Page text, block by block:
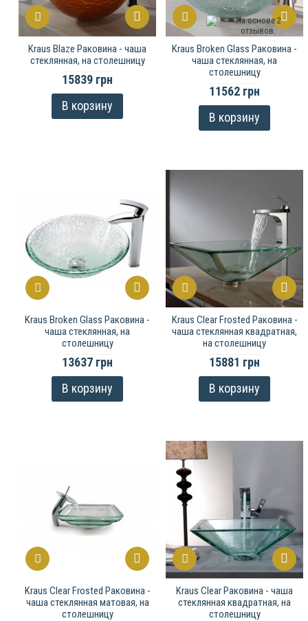
Kraus Blaze Раковина - чаша
стеклянная, на столешницу
15839 грн
В корзину
Kraus Broken Glass Раковина -
чаша стеклянная, на
столешницу
11562 грн
В корзину
Kraus Broken Glass Раковина -
чаша стеклянная, на
столешницу
13637 грн
В корзину
Kraus Clear Frosted Раковина -
чаша стеклянная квадратная,
на столешницу
15881 грн
В корзину
Kraus Clear Frosted Раковина -
чаша стеклянная матовая, на
столешницу
Kraus Clear Раковина - чаша
стеклянная квадратная, на
столешницу